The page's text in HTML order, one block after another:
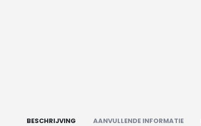
BESCHRIJVING AANVULLENDE INFORMATIE